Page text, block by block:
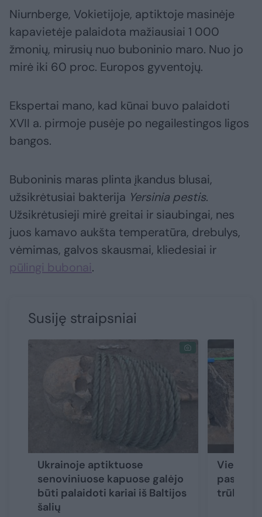
Niurnberge, Vokietijoje, aptiktoje masinėje
kapavietėje palaidota mažiausiai 1 000
žmonių, mirusių nuo buboninio maro. Nuo jo
mirė iki 60 proc. Europos gyventojų.
Ekspertai mano, kad kūnai buvo palaidoti
XVII a. pirmoje pusėje po negailestingos ligos
bangos.
Buboninis maras plinta įkandus blusai,
užsikrėtusiai bakterija Yersinia pestis.
Užsikrėtusieji mirė greitai ir siaubingai, nes
juos kamavo aukšta temperatūra, drebulys,
vėmimas, galvos skausmai, kliedesiai ir
pūlingi bubonai.
Susiję straipsniai
Ukrainoje aptiktuose
senoviniuose kapuose galėjo
būti palaidoti kariai iš Baltijos
šalių
Vieno iš
trūksta